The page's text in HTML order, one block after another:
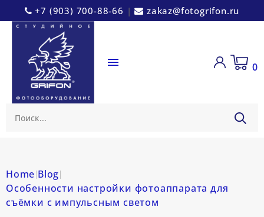
+7 (903) 700-88-66 | zakaz@fotogrifon.ru
 0
Home Blog
Особенности настройки фотоаппарата для
съёмки с импульсным светом